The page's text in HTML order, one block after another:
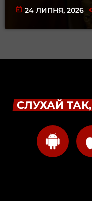
today 24 ЛИПНЯ, 2026
СЛУХАЙ